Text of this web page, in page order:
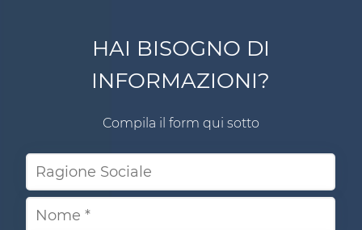
HAI BISOGNO DI
INFORMAZIONI?
Compila il form qui sotto